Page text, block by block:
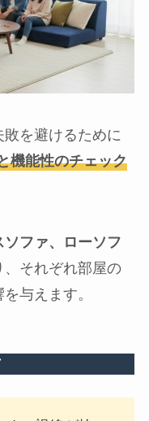
を避けるために
機能性のチェック
ソファ、ローソフ
、それぞれ部屋の
与えます。